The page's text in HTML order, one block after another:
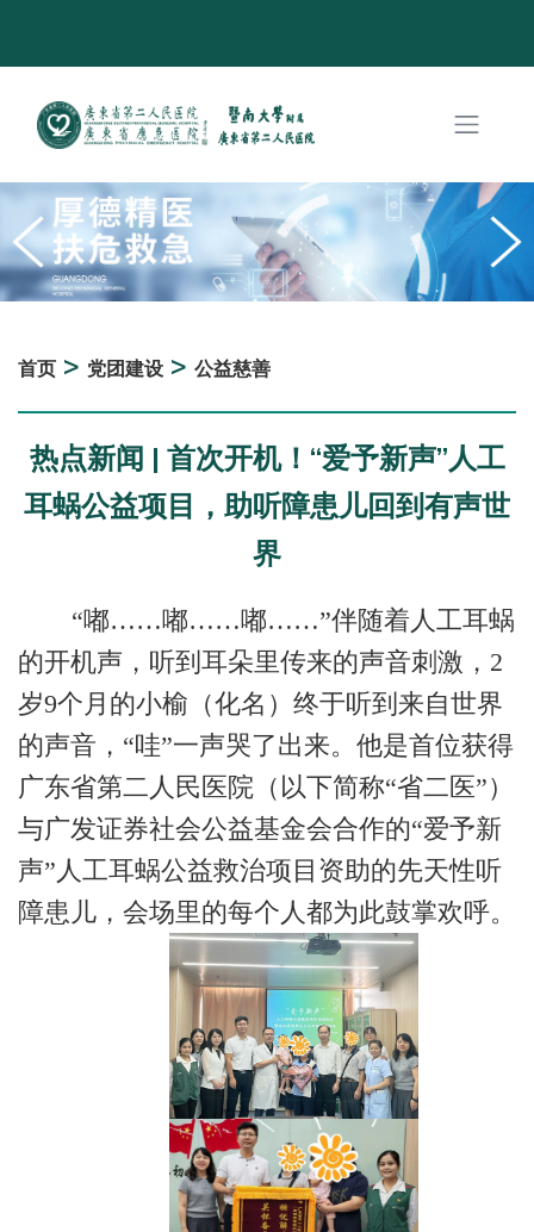
首页 > 党团建设 > 公益慈善
热点新闻 | 首次开机！“爱予新声”人工
耳蜗公益项目，助听障患儿回到有声世
界
“嘟……嘟……嘟……”伴随着人工耳蜗
的开机声，听到耳朵里传来的声音刺激，2
岁9个月的小榆（化名）终于听到来自世界
的声音，“哇”一声哭了出来。他是首位获得
广东省第二人民医院（以下简称“省二医”）
与广发证券社会公益基金会合作的“爱予新
声”人工耳蜗公益救治项目资助的先天性听
障患儿，会场里的每个人都为此鼓掌欢呼。